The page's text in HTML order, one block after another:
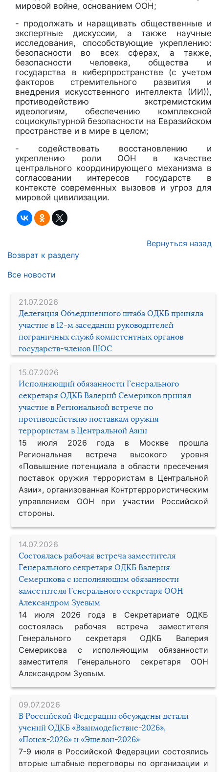
21.07.2026
Делегация Объединенного штаба ОДКБ приняла
участие в 12-м заседании руководителей
пограничных служб компетентных органов
государств-членов ШОС
15.07.2026
Исполняющий обязанности Генерального
секретаря ОДКБ Валерий Семериков принял
участие в Региональной встрече по
противодействию поставкам оружия
террористам в Центральной Азии
15 июля 2026 года в Москве прошла
Региональная встреча высокого уровня
«Повышение потенциала в области пресечения
поставок оружия террористам в Центральной
Азии», организованная Контртеррористическим
управлением ООН при участии Российской
стороны.
14.07.2026
Состоялась рабочая встреча заместителя
Генерального секретаря ОДКБ Валерия
Семерикова с исполняющим обязанности
заместителя Генерального секретаря ООН
Александром Зуевым
14 июля 2026 года в Секретариате ОДКБ
состоялась рабочая встреча заместителя
Генерального секретаря ОДКБ Валерия
Семерикова с исполняющим обязанности
заместителя Генерального секретаря ООН
Александром Зуевым.
09.07.2026
В Российской Федерации обсуждены детали
учений ОДКБ «Взаимодействие-2026»,
«Поиск-2026» и «Эшелон-2026»
7-9 июля в Российской Федерации состоялись
вторые штабные переговоры по организации и
мировой войне, основанием ООН;
- продолжать и наращивать общественные и
экспертные дискуссии, а также научные
исследования, способствующие укреплению:
безопасности во всех сферах, а также,
безопасности человека, общества и
государства в киберпространстве (с учетом
факторов стремительного развития и
внедрения искусственного интеллекта (ИИ)),
противодействию экстремистским
идеологиям, обеспечению комплексной
социокультурной безопасности на Евразийском
пространстве и в мире в целом;
- содействовать восстановлению и
укреплению роли ООН в качестве
центрального координирующего механизма в
согласовании интересов государств в
контексте современных вызовов и угроз для
мировой цивилизации.
Вернуться назад
Возврат к разделу
Все новости